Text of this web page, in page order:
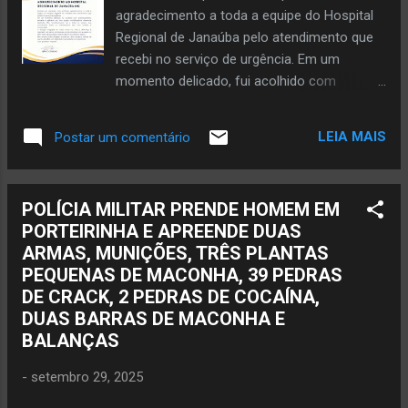
agradecimento a toda a equipe do Hospital
Regional de Janaúba pelo atendimento que
recebi no serviço de urgência. Em um
momento delicado, fui acolhido com
dedicada. Meu reconhecimento vai a todos
os setores que contribuíram direta ou
recuperação: recepção, equipe médica,
enfermagem, técnicos, profissionais do
laboratório, do serviço de imagem, além dos
colaboradores da limpeza, segurança e
apoio administrativo. A atuação integrada de
todos vocês fez toda a diferença. É
inspirador ver tantos profissionais
da população, mesmo diante dos desafios
Postar um comentário LEIA MAIS
POLÍCIA MILITAR PRENDE HOMEM EM
PORTEIRINHA E APREENDE DUAS
ARMAS, MUNIÇÕES, TRÊS PLANTAS
PEQUENAS DE MACONHA, 39 PEDRAS
DE CRACK, 2 PEDRAS DE COCAÍNA,
DUAS BARRAS DE MACONHA E
BALANÇAS
- setembro 29, 2025